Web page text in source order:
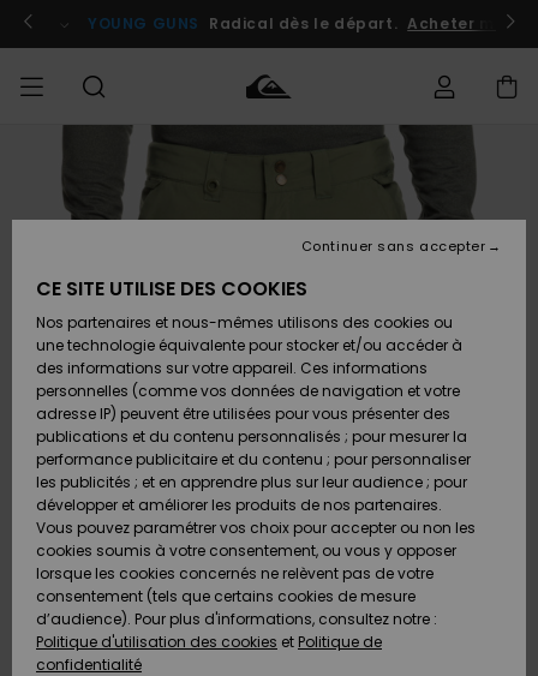
l'information
le
Se connecter / s'inscrire
YOUNG GUNS Radical dès le départ. Acheter
Vêtements
Chaussures
& Tongs
Surf
Snow
Nouveautés
Vêtements
Chaussures
& Tongs
Surf
Snow
Nouveautés
FEMME
A
Découvrir
Snow
SURF
Shop
Surf
Shop
Enfant
Highlights
Communauté
SNOW
Shop
Snow
Shop
Enfant
Snow
Shop
Femme
A
Découvrir
Communauté
OUTLET
Homme
Enfant
Outlet
Femme
AIDE &
CONTACT
Retours
Paiement
Carte
Cadeau
Quiksilver
Freedom
Protection
des
MAGASINS
CE SITE UTILISE DES COOKIES
Nos partenaires et nous-mêmes utilisons des cookies ou
une technologie équivalente pour stocker et/ou accéder à
des informations sur votre appareil. Ces informations
personnelles (comme vos données de navigation et votre
adresse IP) peuvent être utilisées pour vous présenter des
publications et du contenu personnalisés ; pour mesurer la
performance publicitaire et du contenu ; pour personnaliser
les publicités ; et en apprendre plus sur leur audience ; pour
développer et améliorer les produits de nos partenaires.
Vous pouvez paramétrer vos choix pour accepter ou non les
cookies soumis à votre consentement, ou vous y opposer
lorsque les cookies concernés ne relèvent pas de votre
consentement (tels que certains cookies de mesure
d’audience). Pour plus d'informations, consultez notre :
Politique d'utilisation des cookies et Politique de
confidentialité
Continuer sans accepter